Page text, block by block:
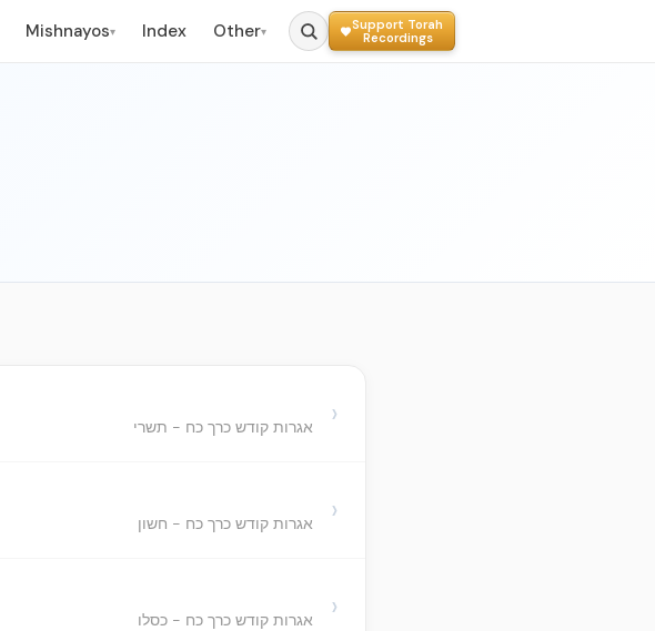
Mishnayos▾ Index Other▾
Support Torah
Recordings
אגרות קודש כרך כח - תשרי ›
אגרות קודש כרך כח - חשון ›
אגרות קודש כרך כח - כסלו ›